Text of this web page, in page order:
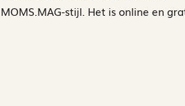
MOMS.MAG-stijl. Het is online en